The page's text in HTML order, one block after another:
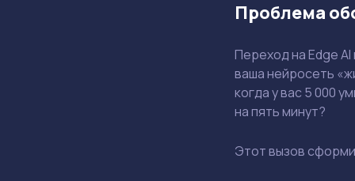
Проблема
Переход на Edge
ваша нейросеть
когда у вас 5 000
на пять минут?
Этот вызов